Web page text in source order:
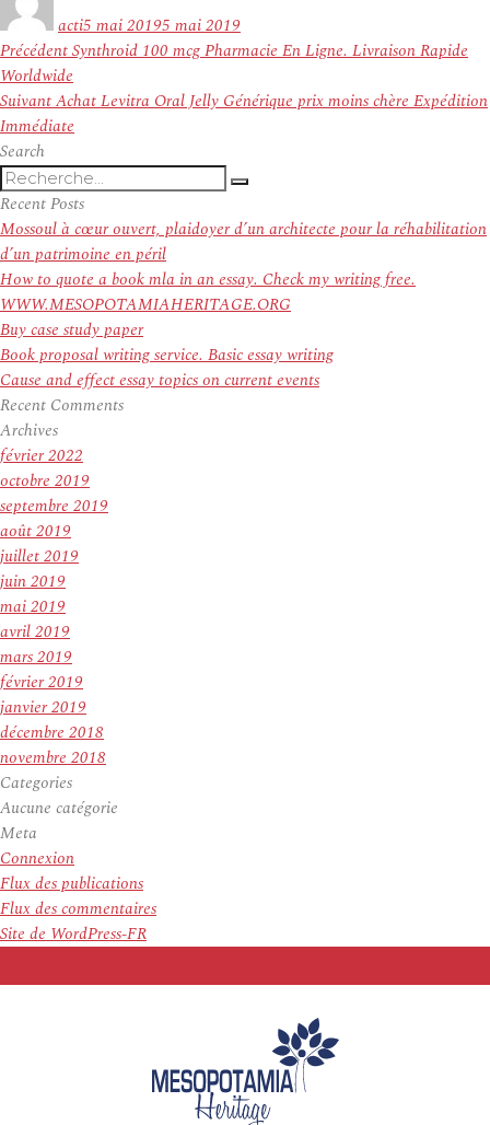
actile
5 mai 20195 mai 2019
Navigation
de
l’article
PrécédentArticle
précédent :
Synthroid 100 mcg Pharmacie En Ligne. Livraison Rapide
Worldwide
SuivantArticle
suivant :
Achat Levitra Oral Jelly Générique prix moins chère Expédition
Immédiate
Search
Recherche
pour
:
Recherche
Recent Posts
Mossoul à cœur ouvert, plaidoyer d’un architecte pour la réhabilitation
d’un patrimoine en péril
How to quote a book mla in an essay. Check my writing free.
WWW.MESOPOTAMIAHERITAGE.ORG
Buy case study paper
Book proposal writing service. Basic essay writing
Cause and effect essay topics on current events
Recent Comments
Archives
février 2022
octobre 2019
septembre 2019
août 2019
juillet 2019
juin 2019
mai 2019
avril 2019
mars 2019
février 2019
janvier 2019
décembre 2018
novembre 2018
Categories
Aucune catégorie
Meta
Connexion
Flux des publications
Flux des commentaires
Site de WordPress-FR